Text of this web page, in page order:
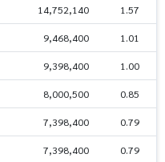
14,752,140 1.57
9,468,400 1.01
9,398,400 1.00
8,000,500 0.85
7,398,400 0.79
7,398,400 0.79